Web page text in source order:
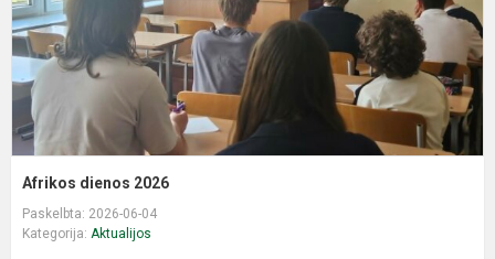
Afrikos dienos 2026
Paskelbta: 2026-06-04
Kategorija: Aktualijos